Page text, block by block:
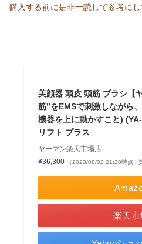
購入する前に是非一読して参考に
美顔器 頭皮 頭筋 ブラシ【
筋”をEMSで刺激しながら
機器を上に動かすこと)
リフト プラス
ヤーマン楽天市場店
¥36,300
（2023/08/02 21:20時点 |
楽天市